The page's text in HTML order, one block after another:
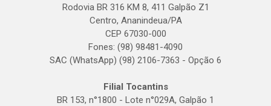
Rodovia BR 316 KM 8, 411 Galpão Z1
Centro, Ananindeua/PA
CEP 67030-000
Fones: (98) 98481-4090
SAC (WhatsApp) (98) 2106-7363 - Opção 6
Filial Tocantins
BR 153, n°1800 - Lote n°029A, Galpão 1